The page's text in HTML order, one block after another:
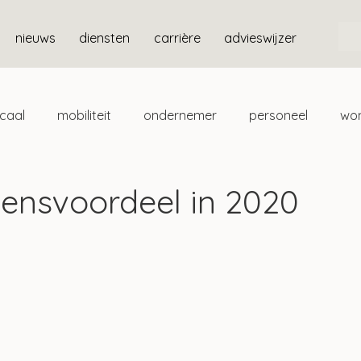
nieuws diensten carrière advieswijzer
mobiliteit ondernemer personeel
in 2020